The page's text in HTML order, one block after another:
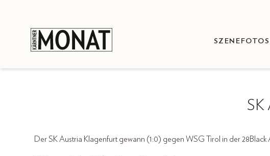
SZENEFOTOS
SK
Der SK Austria Klagenfurt gewann (1:0) gegen WSG Tirol in der 28Black